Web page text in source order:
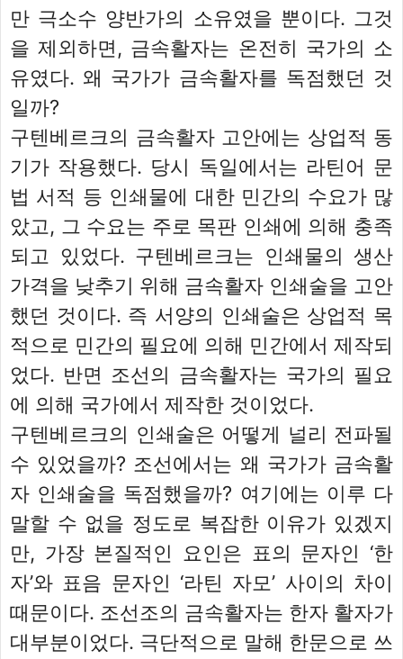
만 극소수 양반가의 소유였을 뿐이다. 그것
을 제외하면, 금속활자는 온전히 국가의 소
유였다. 왜 국가가 금속활자를 독점했던 것
일까?
구텐베르크의 금속활자 고안에는 상업적 동
기가 작용했다. 당시 독일에서는 라틴어 문
법 서적 등 인쇄물에 대한 민간의 수요가 많
았고, 그 수요는 주로 목판 인쇄에 의해 충족
되고 있었다. 구텐베르크는 인쇄물의 생산
가격을 낮추기 위해 금속활자 인쇄술을 고안
했던 것이다. 즉 서양의 인쇄술은 상업적 목
적으로 민간의 필요에 의해 민간에서 제작되
었다. 반면 조선의 금속활자는 국가의 필요
에 의해 국가에서 제작한 것이었다.
구텐베르크의 인쇄술은 어떻게 널리 전파될
수 있었을까? 조선에서는 왜 국가가 금속활
자 인쇄술을 독점했을까? 여기에는 이루 다
말할 수 없을 정도로 복잡한 이유가 있겠지
만, 가장 본질적인 요인은 표의 문자인 ‘한
자’와 표음 문자인 ‘라틴 자모’ 사이의 차이
때문이다. 조선조의 금속활자는 한자 활자가
대부분이었다. 극단적으로 말해 한문으로 쓰